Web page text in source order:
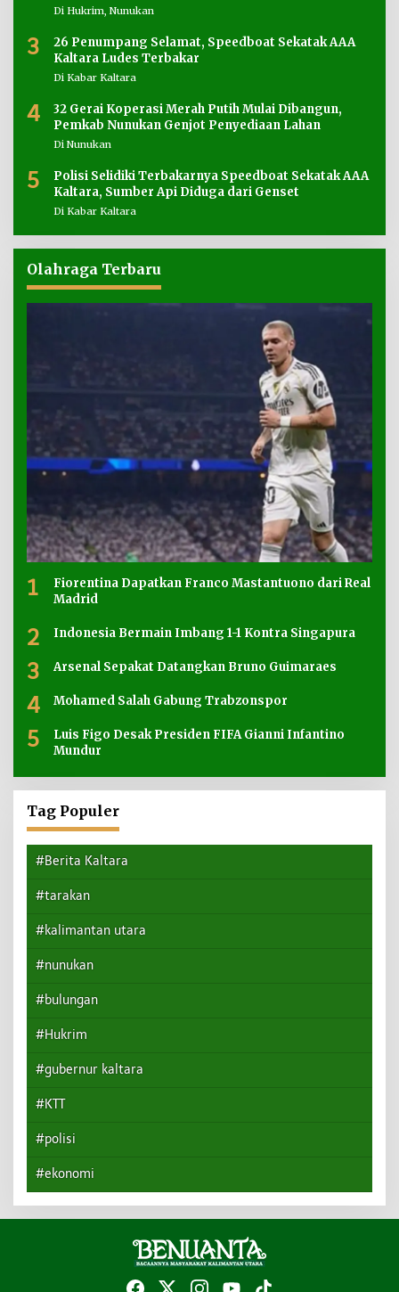
Di Hukrim, Nunukan
3
26 Penumpang Selamat, Speedboat Sekatak AAA
Kaltara Ludes Terbakar
Di Kabar Kaltara
4
32 Gerai Koperasi Merah Putih Mulai Dibangun,
Pemkab Nunukan Genjot Penyediaan Lahan
Di Nunukan
5
Polisi Selidiki Terbakarnya Speedboat Sekatak AAA
Kaltara, Sumber Api Diduga dari Genset
Di Kabar Kaltara
Olahraga Terbaru
1
Fiorentina Dapatkan Franco Mastantuono dari Real
Madrid
2 Indonesia Bermain Imbang 1-1 Kontra Singapura
3 Arsenal Sepakat Datangkan Bruno Guimaraes
4 Mohamed Salah Gabung Trabzonspor
5
Luis Figo Desak Presiden FIFA Gianni Infantino
Mundur
Tag Populer
#Berita Kaltara
#tarakan
#kalimantan utara
#nunukan
#bulungan
#Hukrim
#gubernur kaltara
#KTT
#polisi
#ekonomi